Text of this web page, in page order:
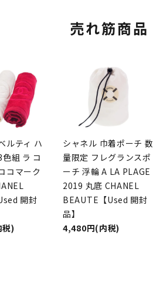
売れ筋商品
ルティ ハ
組 ラ コ
コマーク
開封
)
シャネル 巾着ポーチ 数
量限定 フレグランスポ
ーチ 浮輪 A LA PLAGE
2019 丸底 CHANEL
BEAUTE【Used 開封
品】
4,480円(内税)